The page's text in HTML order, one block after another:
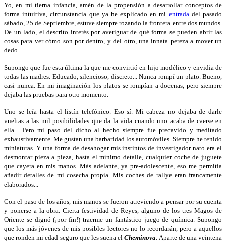
Yo, en mi tierna infancia, amén de la propensión a desarrollar conceptos de
forma intuitiva, circunstancia que ya he explicado en mi entrada del pasado
sábado, 25 de Septiembre, estuve siempre rozando la frontera entre dos mundos.
De un lado, el descrito interés por averiguar de qué forma se pueden abrir las
cosas para ver cómo son por dentro, y del otro, una innata pereza a mover un
dedo...
Supongo que fue esta última la que me convirtió en hijo modélico y envidia de
todas las madres. Educado, silencioso, discreto... Nunca rompí un plato. Bueno,
casi nunca. En mi imaginación los platos se rompían a docenas, pero siempre
dejaba las pruebas para otro momento.
Uno se leía hasta el listín telefónico. Eso sí. Mi cabeza no dejaba de darle
vueltas a las mil posibilidades que da la vida cuando uno acaba de caerse en
ella... Pero mi paso del dicho al hecho siempre fue precavido y meditado
exhaustivamente. Me gustan una barbaridad los automóviles. Siempre he tenido
miniaturas. Y una forma de desahogar mis instintos de investigador nato era el
desmontar pieza a pieza, hasta el mínimo detalle, cualquier coche de juguete
que cayera en mis manos. Más adelante, ya pre-adolescente, eso me permitía
añadir detalles de mi cosecha propia. Mis coches de rallye eran francamente
elaborados...
Con el paso de los años, mis manos se fueron atreviendo a pensar por su cuenta
y ponerse a la obra. Cierta festividad de Reyes, alguno de los tres Magos de
Oriente se dignó (¡por fin!) traerme un fantástico juego de química. Supongo
que los más jóvenes de mis posibles lectores no lo recordarán, pero a aquellos
que ronden mi edad seguro que les suena elCheminova . Aparte de una veintena